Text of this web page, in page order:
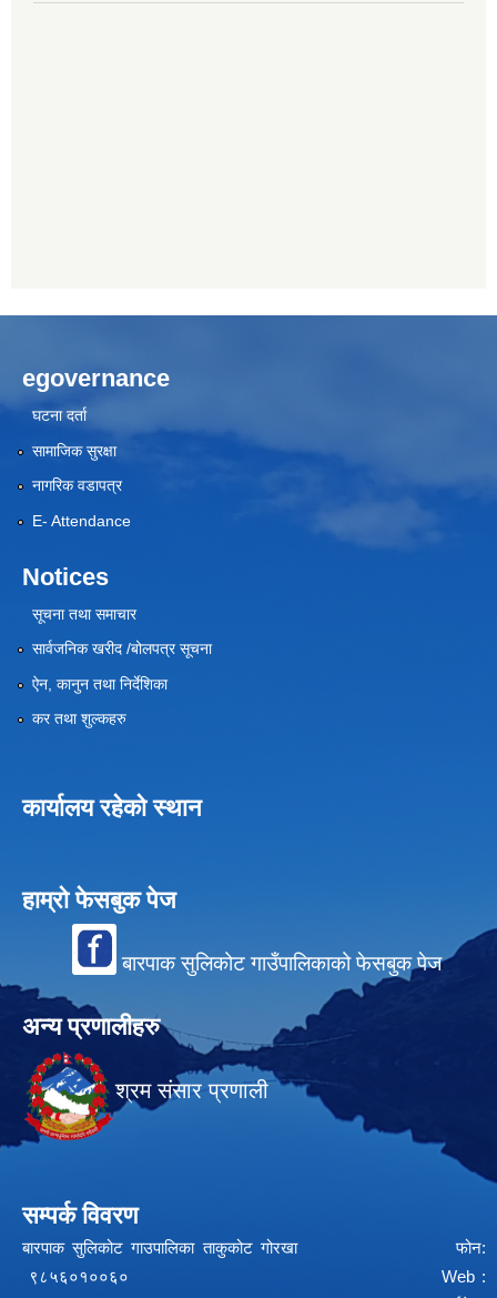
egovernance
घटना दर्ता
सामाजिक सुरक्षा
नागरिक वडापत्र
E- Attendance
Notices
सूचना तथा समाचार
सार्वजनिक खरीद /बोलपत्र सूचना
ऐन, कानुन तथा निर्देशिका
कर तथा शुल्कहरु
कार्यालय रहेको स्थान
हाम्रो फेसबुक पेज
बारपाक सुलिकोट गाउँपालिकाको फेसबुक पेज
अन्य प्रणालीहरु
श्रम संसार प्रणाली
सम्पर्क विवरण
बारपाक सुलिकोट गाउपालिका ताकुकोट गोरखा फोन:
९८५६०१००६० Web :